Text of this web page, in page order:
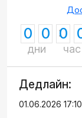
0 0
дни
0
час
Дедлайн:
01.06.2026 17:10